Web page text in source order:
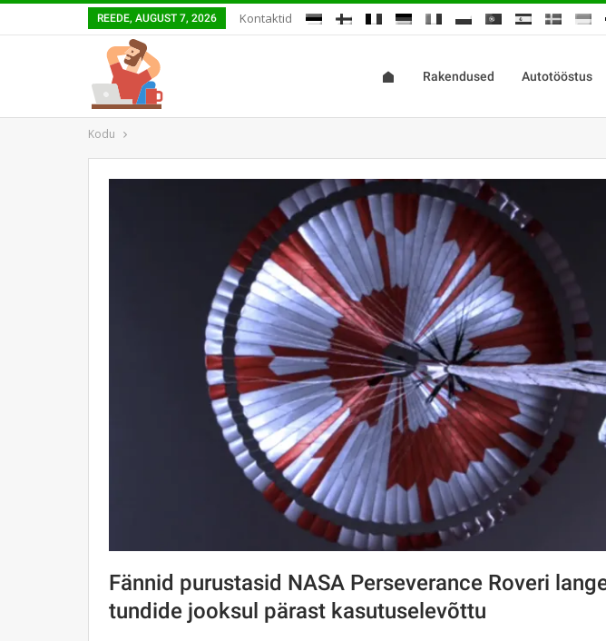
REEDE, AUGUST 7, 2026 Kontaktid
Rakendused Autotööstus
Kodu
Fännid purustasid NASA Perseverance Roveri
tundide jooksul pärast kasutuselevõttu